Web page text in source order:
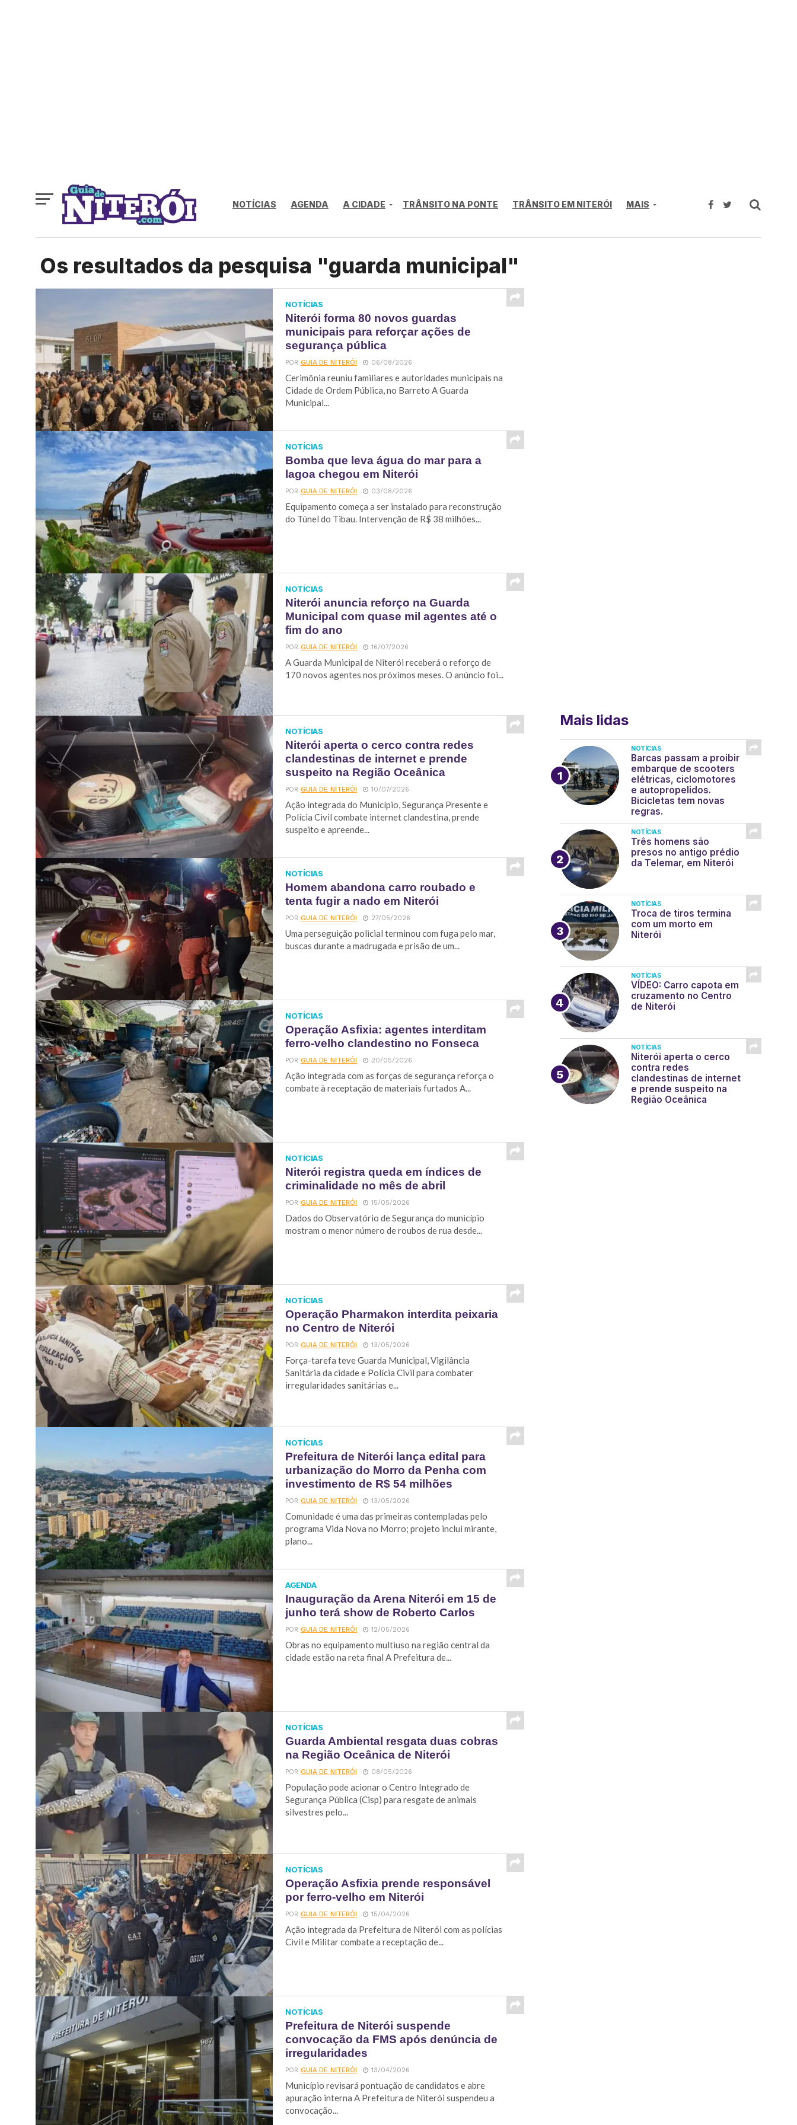
NOTÍCIAS AGENDA A CIDADE TRÂNSITO NA PONTE TRÂNSITO EM NITERÓI MAIS
Os resultados da pesquisa "guarda municipal"
NOTÍCIAS
Niterói forma 80 novos guardas
municipais para reforçar ações de
segurança pública
PORGUIA DE NITERÓI 06/08/2026
Cerimônia reuniu familiares e autoridades municipais na
Cidade de Ordem Pública, no Barreto A Guarda
Municipal...
NOTÍCIAS
Bomba que leva água do mar para a
lagoa chegou em Niterói
PORGUIA DE NITERÓI 03/08/2026
Equipamento começa a ser instalado para reconstrução
do Túnel do Tibau. Intervenção de R$ 38 milhões...
NOTÍCIAS
Niterói anuncia reforço na Guarda
Municipal com quase mil agentes até o
fim do ano
PORGUIA DE NITERÓI 16/07/2026
A Guarda Municipal de Niterói receberá o reforço de
170 novos agentes nos próximos meses. O anúncio foi...
NOTÍCIAS
Niterói aperta o cerco contra redes
clandestinas de internet e prende
suspeito na Região Oceânica
PORGUIA DE NITERÓI 10/07/2026
Ação integrada do Município, Segurança Presente e
Polícia Civil combate internet clandestina, prende
suspeito e apreende...
NOTÍCIAS
Homem abandona carro roubado e
tenta fugir a nado em Niterói
PORGUIA DE NITERÓI 27/05/2026
Uma perseguição policial terminou com fuga pelo mar,
buscas durante a madrugada e prisão de um...
NOTÍCIAS
Operação Asfixia: agentes interditam
ferro-velho clandestino no Fonseca
PORGUIA DE NITERÓI 20/05/2026
Ação integrada com as forças de segurança reforça o
combate à receptação de materiais furtados A...
NOTÍCIAS
Niterói registra queda em índices de
criminalidade no mês de abril
PORGUIA DE NITERÓI 15/05/2026
Dados do Observatório de Segurança do município
mostram o menor número de roubos de rua desde...
NOTÍCIAS
Operação Pharmakon interdita peixaria
no Centro de Niterói
PORGUIA DE NITERÓI 13/05/2026
Força-tarefa teve Guarda Municipal, Vigilância
Sanitária da cidade e Polícia Civil para combater
irregularidades sanitárias e...
NOTÍCIAS
Prefeitura de Niterói lança edital para
urbanização do Morro da Penha com
investimento de R$ 54 milhões
PORGUIA DE NITERÓI 13/05/2026
Comunidade é uma das primeiras contempladas pelo
programa Vida Nova no Morro; projeto inclui mirante,
plano...
AGENDA
Inauguração da Arena Niterói em 15 de
junho terá show de Roberto Carlos
PORGUIA DE NITERÓI 12/05/2026
Obras no equipamento multiuso na região central da
cidade estão na reta final A Prefeitura de...
NOTÍCIAS
Guarda Ambiental resgata duas cobras
na Região Oceânica de Niterói
PORGUIA DE NITERÓI 08/05/2026
População pode acionar o Centro Integrado de
Segurança Pública (Cisp) para resgate de animais
silvestres pelo...
NOTÍCIAS
Operação Asfixia prende responsável
por ferro-velho em Niterói
PORGUIA DE NITERÓI 15/04/2026
Ação integrada da Prefeitura de Niterói com as polícias
Civil e Militar combate a receptação de...
NOTÍCIAS
Prefeitura de Niterói suspende
convocação da FMS após denúncia de
irregularidades
PORGUIA DE NITERÓI 13/04/2026
Município revisará pontuação de candidatos e abre
apuração interna A Prefeitura de Niterói suspendeu a
convocação...
Mais lidas
NOTÍCIAS
Barcas passam a proibir
embarque de scooters
elétricas, ciclomotores
e autopropelidos.
Bicicletas tem novas
regras.
NOTÍCIAS
Três homens são
presos no antigo prédio
da Telemar, em Niterói
NOTÍCIAS
Troca de tiros termina
com um morto em
Niterói
NOTÍCIAS
VÍDEO: Carro capota em
cruzamento no Centro
de Niterói
NOTÍCIAS
Niterói aperta o cerco
contra redes
clandestinas de internet
e prende suspeito na
Região Oceânica